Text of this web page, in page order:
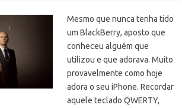
Mesmo que nunca tenha tido
um BlackBerry, aposto que
conheceu alguém que
utilizou e que adorava. Muito
provavelmente como hoje
adora o seu iPhone. Recordar
aquele teclado QWERTY,